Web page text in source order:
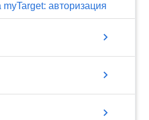
авторизация
chevron_right
chevron_right
chevron_right